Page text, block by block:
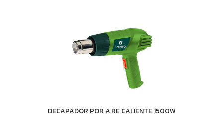
DECAPADOR POR AIRE CALIENTE 1500W